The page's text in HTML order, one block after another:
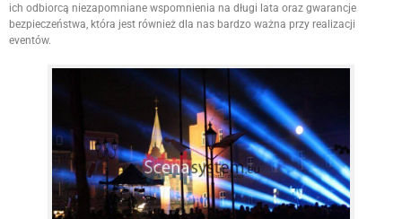
ich odbiorcą niezapomniane wspomnienia na długi lata oraz gwarancje
bezpieczeństwa, która jest również dla nas bardzo ważna przy realizacji
eventów.